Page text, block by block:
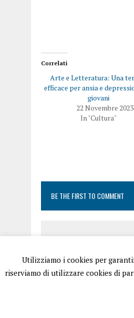
Correlati
Arte e Letteratura: Una
efficace per ansia e
giovani
22 Novembre 2023
In "Cultura"
BE THE FIRST TO COMMENT
PUGLIA.NET È UN
Utilizziamo i cookies per
riserviamo di utilizzare cookies di